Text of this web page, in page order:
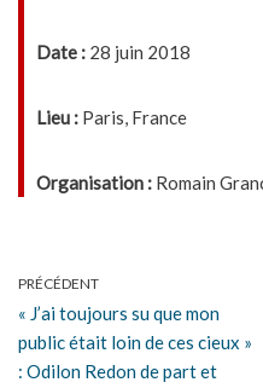
Date : 28 juin 2018
Lieu : Paris, France
Organisation : Romain
PRÉCÉDENT
« J’ai toujours su que mon
public était loin de ces cieux »
: Odilon Redon de part et